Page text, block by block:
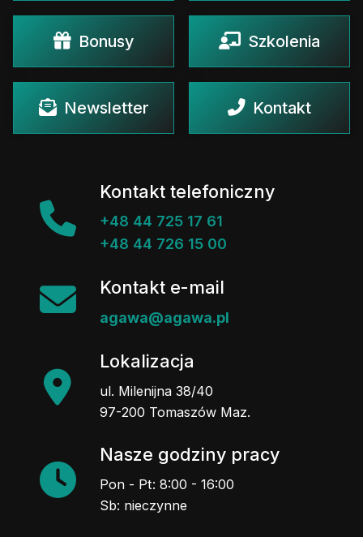
Bonusy Szkolenia
Newsletter Kontakt
Kontakt telefoniczny
+48 44 725 17 61
+48 44 726 15 00
Kontakt e-mail
agawa@agawa.pl
Lokalizacja
ul. Milenijna 38/40
97-200 Tomaszów Maz.
Nasze godziny pracy
Pon - Pt: 8:00 - 16:00
Sb: nieczynne